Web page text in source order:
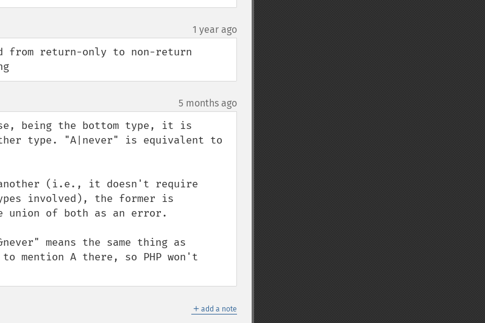
1 year ago
from return-only to non-return
5 months ago
being the bottom type, it is
type. "A|never" is equivalent to
another (i.e., it doesn't require
involved), the former is
union of both as an error.
means the same thing as
mention A there, so PHP won't
＋ add a note